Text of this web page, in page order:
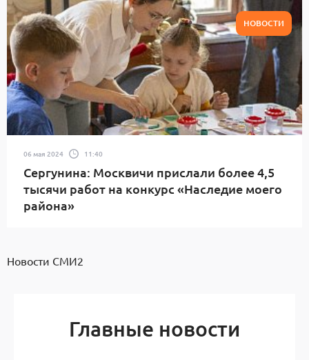
НОВОСТИ
06 мая 2024 11:40
Сергунина: Москвичи прислали более 4,5
тысячи работ на конкурс «Наследие моего
района»
Новости СМИ2
Главные новости